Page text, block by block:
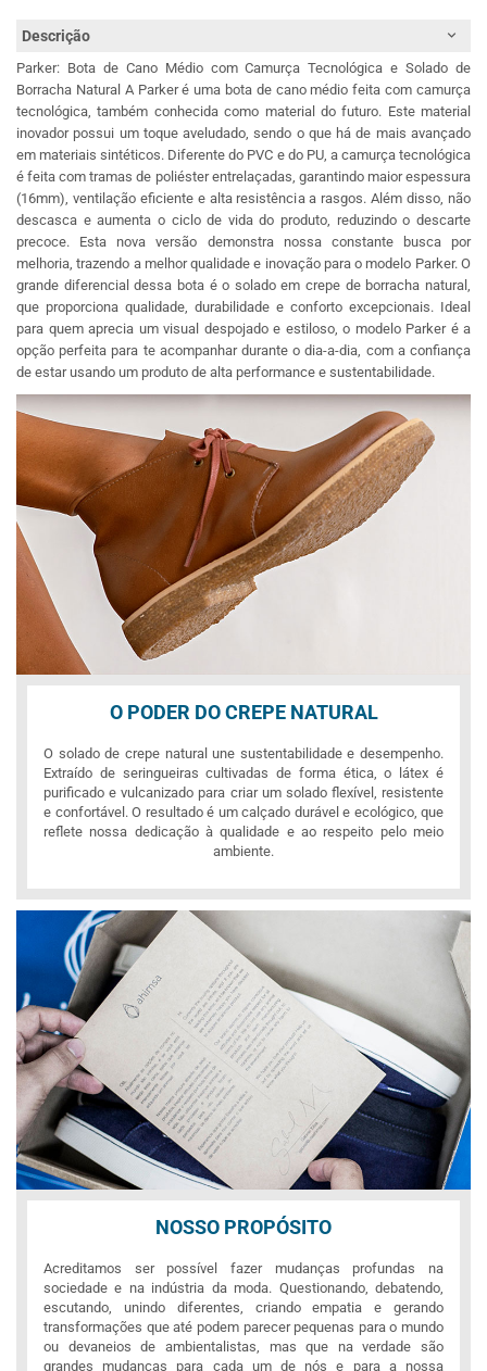
Descrição
Parker: Bota de Cano Médio com Camurça Tecnológica e Solado de
Borracha Natural A Parker é uma bota de cano médio feita com camurça
tecnológica, também conhecida como material do futuro. Este material
inovador possui um toque aveludado, sendo o que há de mais avançado
em materiais sintéticos. Diferente do PVC e do PU, a camurça tecnológica
é feita com tramas de poliéster entrelaçadas, garantindo maior espessura
(16mm), ventilação eficiente e alta resistência a rasgos. Além disso, não
descasca e aumenta o ciclo de vida do produto, reduzindo o descarte
precoce. Esta nova versão demonstra nossa constante busca por
melhoria, trazendo a melhor qualidade e inovação para o modelo Parker. O
grande diferencial dessa bota é o solado em crepe de borracha natural,
que proporciona qualidade, durabilidade e conforto excepcionais. Ideal
para quem aprecia um visual despojado e estiloso, o modelo Parker é a
opção perfeita para te acompanhar durante o dia-a-dia, com a confiança
de estar usando um produto de alta performance e sustentabilidade.
O PODER DO CREPE NATURAL
O solado de crepe natural une sustentabilidade e desempenho.
Extraído de seringueiras cultivadas de forma ética, o látex é
purificado e vulcanizado para criar um solado flexível, resistente
e confortável. O resultado é um calçado durável e ecológico, que
reflete nossa dedicação à qualidade e ao respeito pelo meio
ambiente.
NOSSO PROPÓSITO
Acreditamos ser possível fazer mudanças profundas na
sociedade e na indústria da moda. Questionando, debatendo,
escutando, unindo diferentes, criando empatia e gerando
transformações que até podem parecer pequenas para o mundo
ou devaneios de ambientalistas, mas que na verdade são
grandes mudanças para cada um de nós e para a nossa